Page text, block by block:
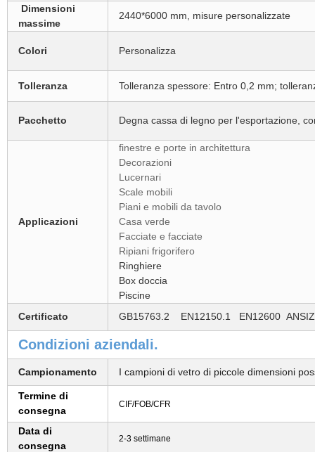
Dimensioni
massime
2440*6000 mm, misure personalizzate
Colori Personalizza
Tolleranza Tolleranza spessore: Entro 0,2 mm;
Pacchetto Degna cassa di legno per l'esportazione,
Applicazioni
finestre e porte in architettura
Decorazioni
Lucernari
Scale mobili
Piani e mobili da tavolo
Casa verde
Facciate e facciate
Ripiani frigorifero
Ringhiere
Box doccia
Piscine
Certificato
GB15763.2 EN12150.1 EN12600
Condizioni aziendali.
Campionamento I campioni di vetro di piccole dimensioni
Termine di
consegna
CIF/FOB/CFR
Data di
consegna
2-3 settimane